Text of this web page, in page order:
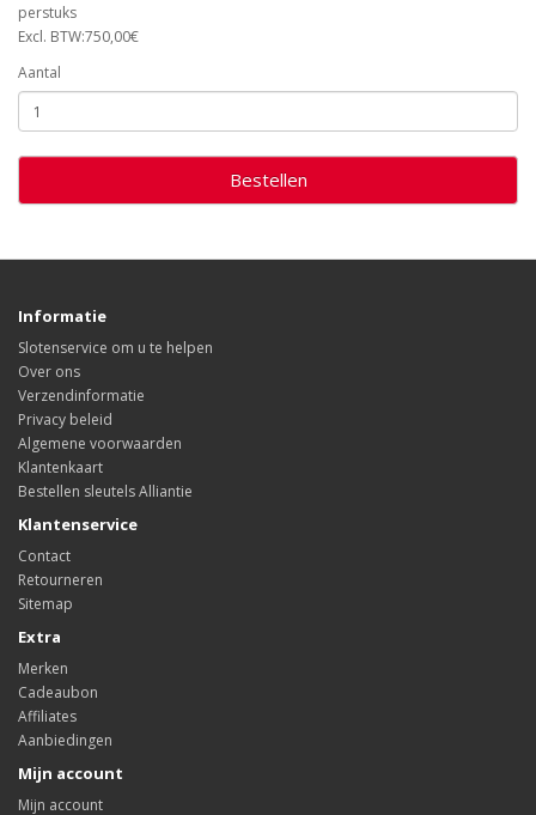
perstuks
Excl. BTW:750,00€
Aantal
Bestellen
Informatie
Slotenservice om u te helpen
Over ons
Verzendinformatie
Privacy beleid
Algemene voorwaarden
Klantenkaart
Bestellen sleutels Alliantie
Klantenservice
Contact
Retourneren
Sitemap
Extra
Merken
Cadeaubon
Affiliates
Aanbiedingen
Mijn account
Mijn account